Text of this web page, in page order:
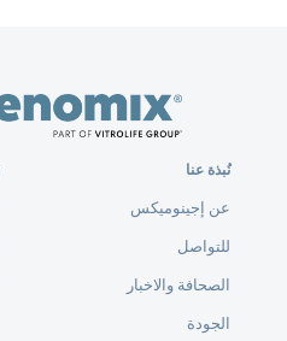
نُبذة عنا
عن إجينوميكس
للتواصل
الصحافة والاخبار
الجودة